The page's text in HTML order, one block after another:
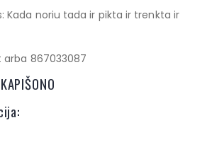
Kada noriu tada ir pikta ir trenkta ir
arba 867033087